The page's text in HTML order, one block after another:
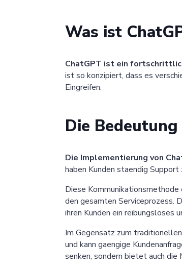
Was ist
ChatGPT ist ein
ist so konzipiert, dass es
Eingreifen.
Die
Die Implementierung von
haben Kunden staendig
Diese Kommunikationsmethode
den gesamten Serviceprozess.
ihren Kunden ein reibungsloses
Im Gegensatz zum
und kann gaengige
senken, sondern bietet auch